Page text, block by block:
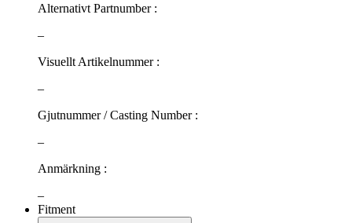
Alternativt Partnumber :
–
Visuellt Artikelnummer :
–
Gjutnummer / Casting Number :
–
Anmärkning :
–
Fitment